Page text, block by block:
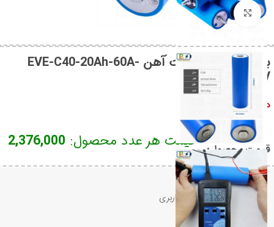
بزرگنمایی تصویر
باتری لیتیوم فسفات آهن EVE-C40-20Ah-60A-
LiFePO4-3.2V
در انبار موجود نمی باشد
قیمت محصول:​ قیمت هر عدد محصول: 2,376,000
حمل و نقل
پست،تیپاکس،چاپار،پیک،باربری